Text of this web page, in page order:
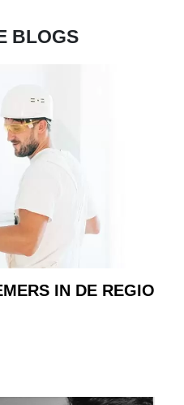
BLOGS
IN DE REGIO